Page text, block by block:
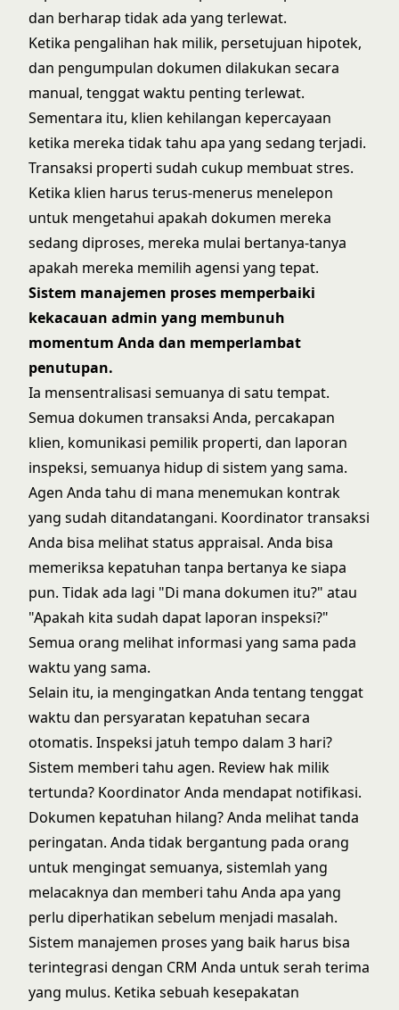
dan berharap tidak ada yang terlewat.
Ketika pengalihan hak milik, persetujuan hipotek,
dan pengumpulan dokumen dilakukan secara
manual, tenggat waktu penting terlewat.
Sementara itu, klien kehilangan kepercayaan
ketika mereka tidak tahu apa yang sedang terjadi.
Transaksi properti sudah cukup membuat stres.
Ketika klien harus terus-menerus menelepon
untuk mengetahui apakah dokumen mereka
sedang diproses, mereka mulai bertanya-tanya
apakah mereka memilih agensi yang tepat.
Sistem manajemen proses memperbaiki
kekacauan admin yang membunuh
momentum Anda dan memperlambat
penutupan.
Ia mensentralisasi semuanya di satu tempat.
Semua dokumen transaksi Anda, percakapan
klien, komunikasi pemilik properti, dan laporan
inspeksi, semuanya hidup di sistem yang sama.
Agen Anda tahu di mana menemukan kontrak
yang sudah ditandatangani. Koordinator transaksi
Anda bisa melihat status appraisal. Anda bisa
memeriksa kepatuhan tanpa bertanya ke siapa
pun. Tidak ada lagi "Di mana dokumen itu?" atau
"Apakah kita sudah dapat laporan inspeksi?"
Semua orang melihat informasi yang sama pada
waktu yang sama.
Selain itu, ia mengingatkan Anda tentang tenggat
waktu dan persyaratan kepatuhan secara
otomatis. Inspeksi jatuh tempo dalam 3 hari?
Sistem memberi tahu agen. Review hak milik
tertunda? Koordinator Anda mendapat notifikasi.
Dokumen kepatuhan hilang? Anda melihat tanda
peringatan. Anda tidak bergantung pada orang
untuk mengingat semuanya, sistemlah yang
melacaknya dan memberi tahu Anda apa yang
perlu diperhatikan sebelum menjadi masalah.
Sistem manajemen proses yang baik harus bisa
terintegrasi dengan CRM Anda untuk serah terima
yang mulus. Ketika sebuah kesepakatan